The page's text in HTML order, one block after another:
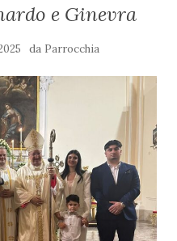
e Ginevra
da Parrocchia